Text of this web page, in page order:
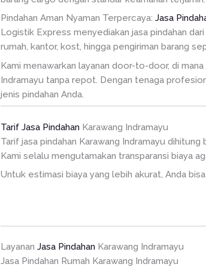
Pindahan Aman Nyaman Terpercaya:Jasa
Logistik Express menyediakan jasa pindahan
rumah, kantor, kost, hingga pengiriman barang
Kami menawarkan layanan door-to-door, di
Indramayu tanpa repot. Dengan tenaga
jenis pindahan Anda.
Tarif Jasa Pindahan Karawang Indramayu
Tarif jasa pindahan Karawang Indramayu
Kami selalu mengutamakan transparansi biaya
Untuk estimasi biaya yang lebih akurat, Anda
LayananJasa Pindahan Karawang Indramayu
Jasa Pindahan Rumah Karawang Indramayu